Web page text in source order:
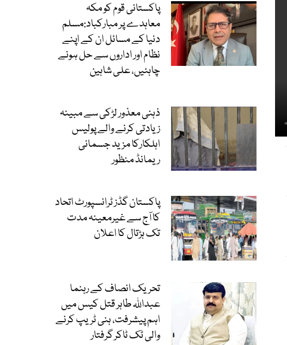
پاکستانی قوم کو مکہ
معاہدے پر مبارکباد:مسلم
دنیا کے مسائل ان کے اپنے
نظام اور اداروں سے حل ہونے
چاہئیں، علی شاہین
ذہنی معذور لڑکی سے مبینہ
زیادتی کرنے والے پولیس
اہلکارکا مزید جسمانی
ریمانڈ منظور
پاکستان گڈز ٹرانسپورٹ اتحاد
کا آج سے غیرمعینہ مدت
تک ہڑتال کا اعلان
تحریک انصاف کے رہنما
عبداللہ طاہر قتل کیس میں
اہم پیشرفت، ہنی ٹریپ کرنے
والی ٹک ٹاکر گرفتار